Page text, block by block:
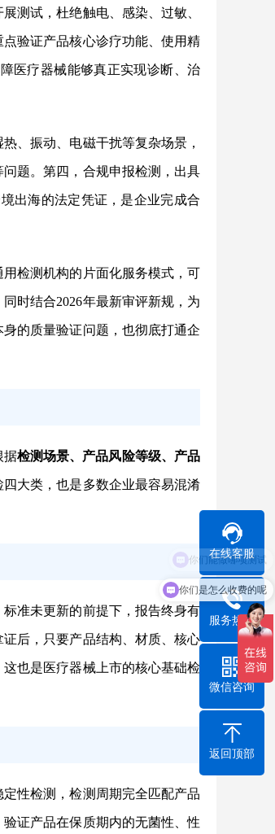
测试，杜绝触电、感染、过敏、
验证产品核心诊疗功能、使用精
医疗器械能够真正实现诊断、治
、振动、电磁干扰等复杂场景，
题。第四，合规申报检测，出具
出海的法定凭证，是企业完成合
检测机构的片面化服务模式，可
时结合2026年最新审评新规，为
的质量验证问题，也彻底打通企
据检测场景、产品风险等级、产品
大类，也是多数企业最容易混淆
准未更新的前提下，报告终身有
后，只要产品结构、材质、核心
也是医疗器械上市的核心基础检
性检测，检测周期完全匹配产品
证产品在保质期内的无菌性、性
在线客服
服务热线
微信咨询
返回顶部
你们是怎么收费的呢